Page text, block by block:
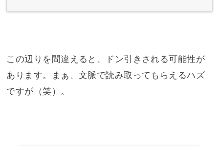
この辺りを間違えると、ドン引きされる可能性が
あります。まぁ、文脈で読み取ってもらえるハズ
ですが（笑）。